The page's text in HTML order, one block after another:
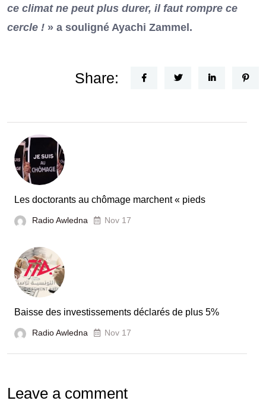
ce climat ne peut plus durer, il faut rompre ce
cercle ! » a souligné Ayachi Zammel.
Share:
Les doctorants au chômage marchent « pieds
Radio Awledna Nov 17
Baisse des investissements déclarés de plus 5%
Radio Awledna Nov 17
Leave a comment